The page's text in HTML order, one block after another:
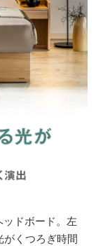
ドボード。左
くつろぎ時間